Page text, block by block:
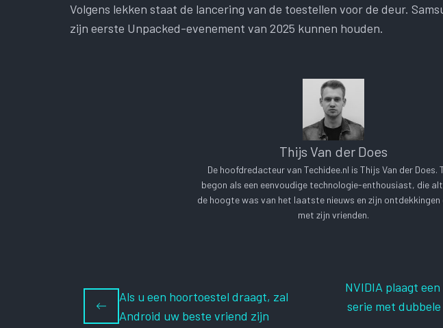
Volgens lekken staat de lancering van de toestellen voor de deur.
zijn eerste Unpacked-evenement van 2025 kunnen houden.
Thijs Van der Does
De hoofdredacteur van Techidee.nl is Thijs Van der Does.
begon als een eenvoudige technologie-enthousiast, die
de hoogte was van het laatste nieuws en zijn ontdekkingen
met zijn vrienden.
Als u een hoortoestel draagt, zal
Android uw beste vriend zijn
NVIDIA plaagt
serie met